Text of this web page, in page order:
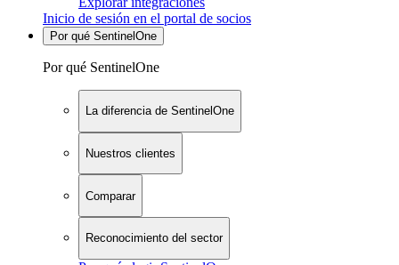
Inicio de sesión en el portal de socios
Por qué SentinelOne
Por qué SentinelOne
La diferencia de SentinelOne
Nuestros clientes
Comparar
Reconocimiento del sector